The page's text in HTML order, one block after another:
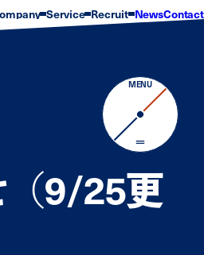
Service Recruit
福利厚生・サポート制
新卒採用
キャリア採用
NewsContact
9/25更
MENU